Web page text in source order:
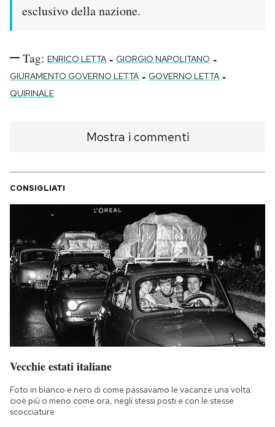
esclusivo della nazione.
Tag: ENRICO LETTA - GIORGIO NAPOLITANO -
GIURAMENTO GOVERNO LETTA - GOVERNO LETTA -
QUIRINALE
Mostra i commenti
CONSIGLIATI
Vecchie estati italiane
Foto in bianco e nero di come passavamo le vacanze una volta:
cioè più o meno come ora, negli stessi posti e con le stesse
scocciature